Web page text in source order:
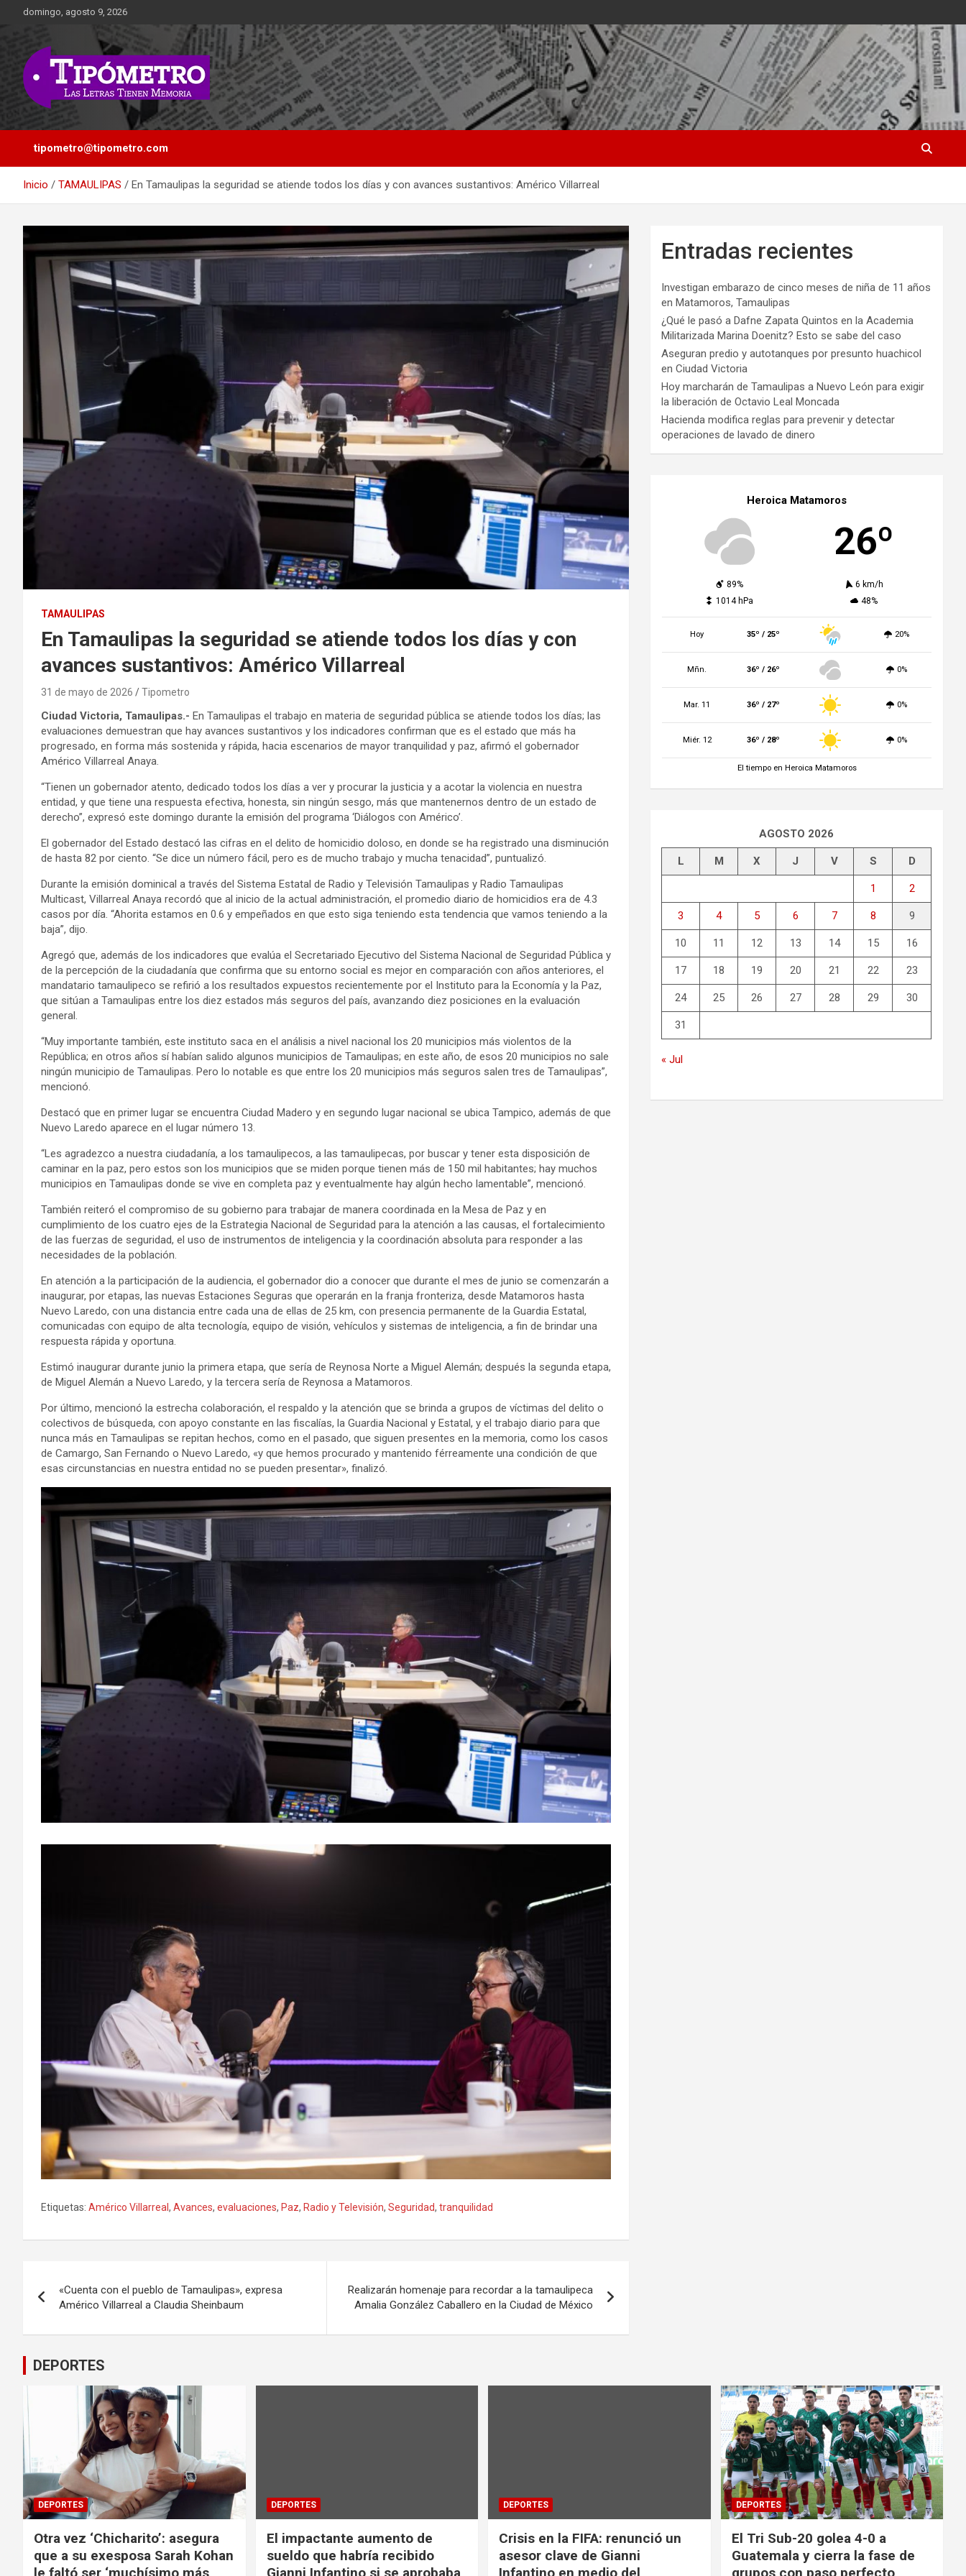
domingo, agosto 9, 2026
Tipometro
Las Letras Tienen Memoria
tipometro@tipometro.com
Inicio TAMAULIPAS En Tamaulipas la seguridad se atiende todos los días y con avances sustantivos: Américo Villarreal
TAMAULIPAS
En Tamaulipas la seguridad se atiende todos los días y con
avances sustantivos: Américo Villarreal
31 de mayo de 2026 Tipometro
Ciudad Victoria, Tamaulipas.- En Tamaulipas el trabajo en materia de seguridad pública se atiende todos los días; las
evaluaciones demuestran que hay avances sustantivos y los indicadores confirman que es el estado que más ha
progresado, en forma más sostenida y rápida, hacia escenarios de mayor tranquilidad y paz, afirmó el gobernador
Américo Villarreal Anaya.
“Tienen un gobernador atento, dedicado todos los días a ver y procurar la justicia y a acotar la violencia en nuestra
entidad, y que tiene una respuesta efectiva, honesta, sin ningún sesgo, más que mantenernos dentro de un estado de
derecho”, expresó este domingo durante la emisión del programa ‘Diálogos con Américo’.
El gobernador del Estado destacó las cifras en el delito de homicidio doloso, en donde se ha registrado una disminución
de hasta 82 por ciento. “Se dice un número fácil, pero es de mucho trabajo y mucha tenacidad”, puntualizó.
Durante la emisión dominical a través del Sistema Estatal de Radio y Televisión Tamaulipas y Radio Tamaulipas
Multicast, Villarreal Anaya recordó que al inicio de la actual administración, el promedio diario de homicidios era de 4.3
casos por día. “Ahorita estamos en 0.6 y empeñados en que esto siga teniendo esta tendencia que vamos teniendo a la
baja”, dijo.
Agregó que, además de los indicadores que evalúa el Secretariado Ejecutivo del Sistema Nacional de Seguridad Pública y
de la percepción de la ciudadanía que confirma que su entorno social es mejor en comparación con años anteriores, el
mandatario tamaulipeco se refirió a los resultados expuestos recientemente por el Instituto para la Economía y la Paz,
que sitúan a Tamaulipas entre los diez estados más seguros del país, avanzando diez posiciones en la evaluación
general.
“Muy importante también, este instituto saca en el análisis a nivel nacional los 20 municipios más violentos de la
República; en otros años sí habían salido algunos municipios de Tamaulipas; en este año, de esos 20 municipios no sale
ningún municipio de Tamaulipas. Pero lo notable es que entre los 20 municipios más seguros salen tres de Tamaulipas”,
mencionó.
Destacó que en primer lugar se encuentra Ciudad Madero y en segundo lugar nacional se ubica Tampico, además de que
Nuevo Laredo aparece en el lugar número 13.
“Les agradezco a nuestra ciudadanía, a los tamaulipecos, a las tamaulipecas, por buscar y tener esta disposición de
caminar en la paz, pero estos son los municipios que se miden porque tienen más de 150 mil habitantes; hay muchos
municipios en Tamaulipas donde se vive en completa paz y eventualmente hay algún hecho lamentable”, mencionó.
También reiteró el compromiso de su gobierno para trabajar de manera coordinada en la Mesa de Paz y en
cumplimiento de los cuatro ejes de la Estrategia Nacional de Seguridad para la atención a las causas, el fortalecimiento
de las fuerzas de seguridad, el uso de instrumentos de inteligencia y la coordinación absoluta para responder a las
necesidades de la población.
En atención a la participación de la audiencia, el gobernador dio a conocer que durante el mes de junio se comenzarán a
inaugurar, por etapas, las nuevas Estaciones Seguras que operarán en la franja fronteriza, desde Matamoros hasta
Nuevo Laredo, con una distancia entre cada una de ellas de 25 km, con presencia permanente de la Guardia Estatal,
comunicadas con equipo de alta tecnología, equipo de visión, vehículos y sistemas de inteligencia, a fin de brindar una
respuesta rápida y oportuna.
Estimó inaugurar durante junio la primera etapa, que sería de Reynosa Norte a Miguel Alemán; después la segunda etapa,
de Miguel Alemán a Nuevo Laredo, y la tercera sería de Reynosa a Matamoros.
Por último, mencionó la estrecha colaboración, el respaldo y la atención que se brinda a grupos de víctimas del delito o
colectivos de búsqueda, con apoyo constante en las fiscalías, la Guardia Nacional y Estatal, y el trabajo diario para que
nunca más en Tamaulipas se repitan hechos, como en el pasado, que siguen presentes en la memoria, como los casos
de Camargo, San Fernando o Nuevo Laredo, «y que hemos procurado y mantenido férreamente una condición de que
esas circunstancias en nuestra entidad no se pueden presentar», finalizó.
Etiquetas: Américo Villarreal, Avances, evaluaciones, Paz, Radio y Televisión, Seguridad, tranquilidad
de
entradas
«Cuenta con el pueblo de Tamaulipas», expresa
Américo Villarreal a Claudia Sheinbaum
Realizarán homenaje para recordar a la tamaulipeca
Amalia González Caballero en la Ciudad de México
Entradas recientes
Investigan embarazo de cinco meses de niña de 11 años
en Matamoros, Tamaulipas
¿Qué le pasó a Dafne Zapata Quintos en la Academia
Militarizada Marina Doenitz? Esto se sabe del caso
Aseguran predio y autotanques por presunto huachicol
en Ciudad Victoria
Hoy marcharán de Tamaulipas a Nuevo León para exigir
la liberación de Octavio Leal Moncada
Hacienda modifica reglas para prevenir y detectar
operaciones de lavado de dinero
Heroica Matamoros
26º
89%
6 km/h
1014 hPa
48%
Hoy 35º / 25º 20%
Mñn. 36º / 26º 0%
Mar. 11 36º / 27º 0%
Miér. 12 36º / 28º 0%
El tiempo en Heroica Matamoros
AGOSTO 2026
L M X J V S D
1 2
3 4 5 6 7 8 9
10 11 12 13 14 15 16
17 18 19 20 21 22 23
24 25 26 27 28 29 30
31
« Jul
DEPORTES
DEPORTES
Otra vez ‘Chicharito’: asegura
que a su exesposa Sarah Kohan
DEPORTES
El impactante aumento de
sueldo que habría recibido
DEPORTES
Crisis en la FIFA: renunció un
asesor clave de Gianni
DEPORTES
El Tri Sub-20 golea 4-0 a
Guatemala y cierra la fase de